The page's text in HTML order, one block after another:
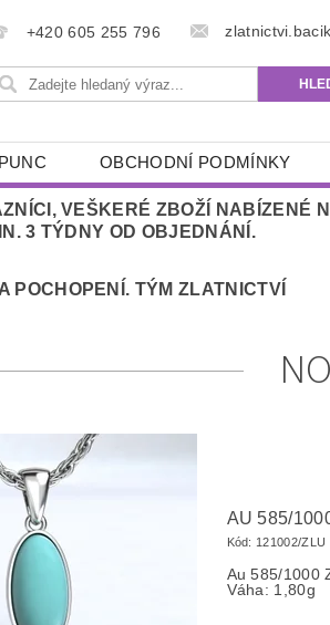
+420 605 255 796
PUNC OBCHODNÍ PODMÍNKY
VEŠKERÉ ZBOŽÍ NABÍZENÉ
3 TÝDNY OD OBJEDNÁNÍ.
POCHOPENÍ. TÝM ZLATNICTVÍ
AU 585/
Kód: 121002/ZLU
Au 585/1000
Váha: 1,80g